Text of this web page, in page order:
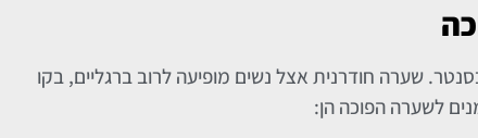
שערה חודרנית אצל נשים מופיעה לרוב ברגליים, בקו
לשערה הפוכה הן: